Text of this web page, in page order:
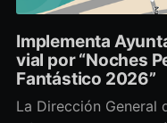
Implementa
vial por “Noches
Fantástico 2026”
La Dirección General